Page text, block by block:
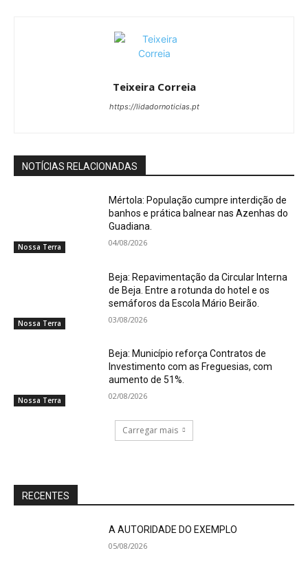
Teixeira Correia
https://lidadornoticias.pt
NOTÍCIAS RELACIONADAS
Nossa Terra
Mértola: População cumpre interdição de
banhos e prática balnear nas Azenhas do
Guadiana.
04/08/2026
Nossa Terra
Beja: Repavimentação da Circular Interna
de Beja. Entre a rotunda do hotel e os
semáforos da Escola Mário Beirão.
03/08/2026
Nossa Terra
Beja: Município reforça Contratos de
Investimento com as Freguesias, com
aumento de 51%.
02/08/2026
Carregar mais
RECENTES
A AUTORIDADE DO EXEMPLO
05/08/2026